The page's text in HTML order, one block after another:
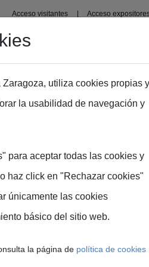
Acceso visitantes Acceso
utiliza cookies propias y
la usabilidad de navegación y
para aceptar todas las cookies y
haz click en "Rechazar cookies"
únicamente las cookies
básico del sitio web.
la página de política de cookies